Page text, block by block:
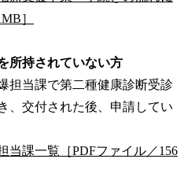
］
所持されていない方
担当課で第二種健康診断受診
、交付された後、申請してい
当課一覧［PDFファイル／156